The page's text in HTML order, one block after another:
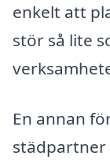
enkelt att
stör så lite
En annan